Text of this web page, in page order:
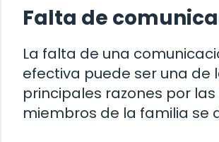
Falta de
La falta de una
efectiva puede ser una de
principales razones por
miembros de la familia se